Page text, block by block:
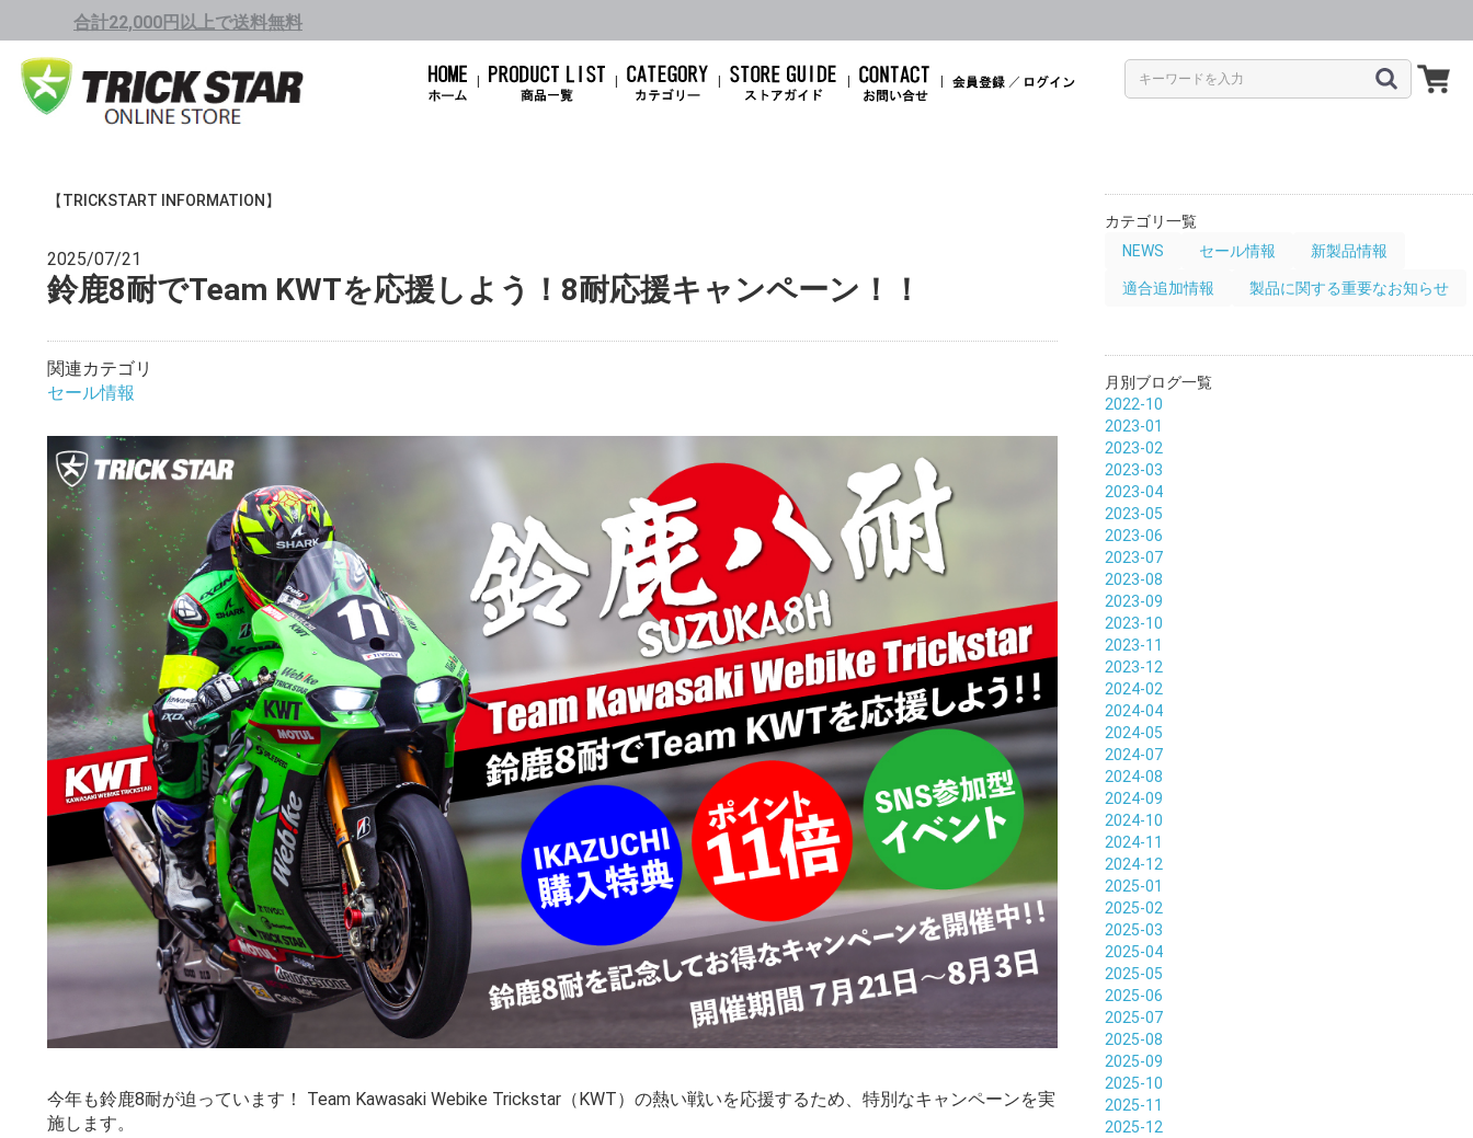
合計22,000円以上で送料無料
／
【TRICKSTART INFORMATION】
2025/07/21
鈴鹿8耐でTeam KWTを応援しよう！8耐応援キャンペーン！！
関連カテゴリ
セール情報
今年も鈴鹿8耐が迫っています！ Team Kawasaki Webike Trickstar（KWT）の熱い戦いを応援するため、特別なキャンペーンを実
施します。
カテゴリ一覧
NEWS
セール情報 新製品情報
適合追加情報 製品に関する重要なお知らせ
月別ブログ一覧
2022-10
2023-01
2023-02
2023-03
2023-04
2023-05
2023-06
2023-07
2023-08
2023-09
2023-10
2023-11
2023-12
2024-02
2024-04
2024-05
2024-07
2024-08
2024-09
2024-10
2024-11
2024-12
2025-01
2025-02
2025-03
2025-04
2025-05
2025-06
2025-07
2025-08
2025-09
2025-10
2025-11
2025-12